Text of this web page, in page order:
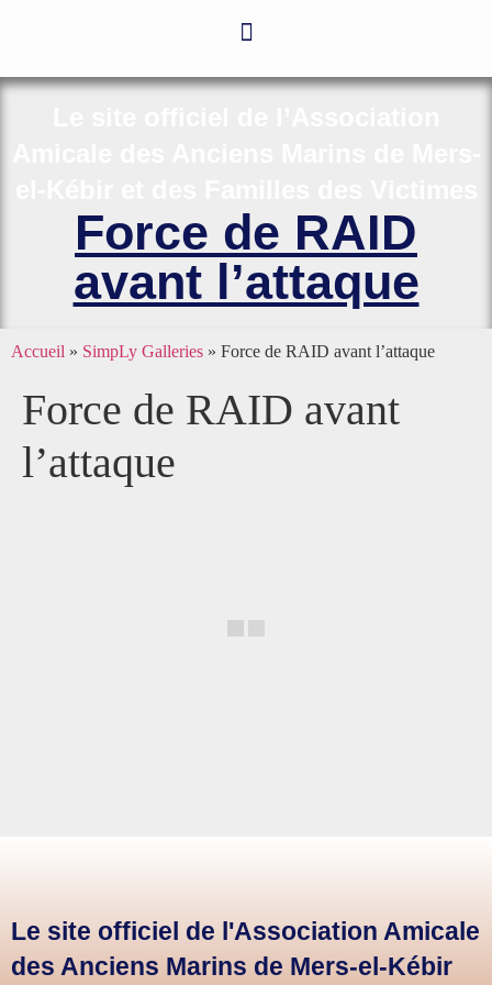
Force de RAID
avant l’attaque
Accueil » SimpLy Galleries » Force de RAID avant l’attaque
Force de RAID avant
l’attaque
Le site officiel de l'Association Amicale
des Anciens Marins de Mers-el-Kébir